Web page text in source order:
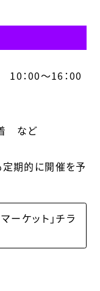
10：00～16：00
着 など
定期的に開催を予
ケット」チラ